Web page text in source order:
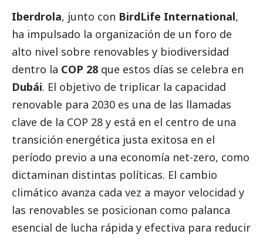
Iberdrola, junto con BirdLife International,
ha impulsado la organización de un foro de
alto nivel sobre renovables y biodiversidad
dentro la COP 28 que estos días se celebra en
Dubái. El objetivo de triplicar la capacidad
renovable para 2030 es una de las llamadas
clave de la COP 28 y está en el centro de una
transición energética justa exitosa en el
período previo a una economía net-zero, como
dictaminan distintas políticas. El cambio
climático avanza cada vez a mayor velocidad y
las renovables se posicionan como palanca
esencial de lucha rápida y efectiva para reducir